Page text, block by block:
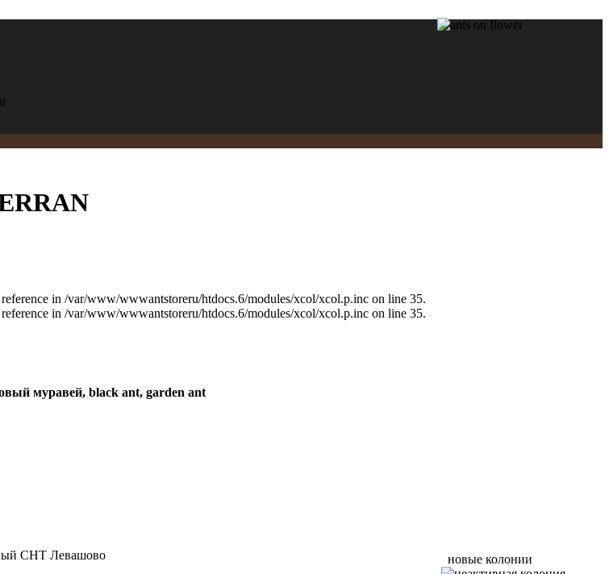
in /var/www/wwwantstoreru/htdocs.6/modules/xcol/xcol.p.inc on line 35.
in /var/www/wwwantstoreru/htdocs.6/modules/xcol/xcol.p.inc on line 35.
муравей, black ant, garden ant
СНТ Левашово
новые колонии